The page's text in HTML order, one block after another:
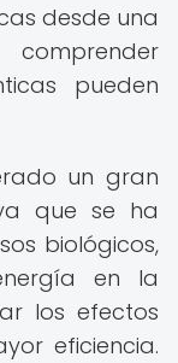
desde una
pueden
un gran
que se ha
biológicos,
en la
los efectos
eficiencia.